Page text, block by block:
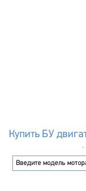
Купить БУ